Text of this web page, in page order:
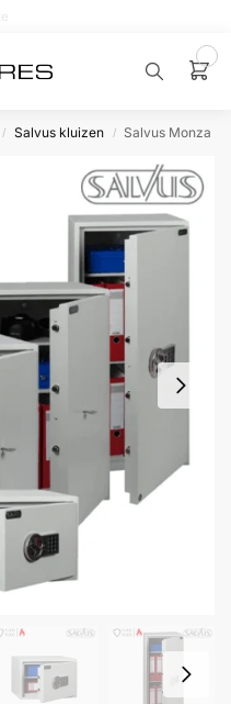
/ Salvus kluizen / Salvus Monza